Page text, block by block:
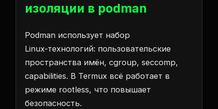
изоляции в podman
Podman использует набор
Linux‑технологий: пользовательские
пространства имён, cgroup, seccomp,
capabilities. В Termux всё работает в
режиме rootless, что повышает
безопасность.